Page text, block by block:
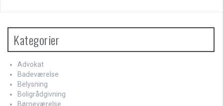
Kategorier
Advokat
Badeværelse
Belysning
Boligrådgivning
Børneværelse